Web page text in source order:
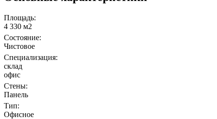
Площадь:
4 330 м2
Состояние:
Чистовое
Специализация:
склад
офис
Стены:
Панель
Тип:
Офисное